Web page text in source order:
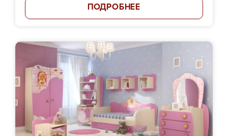
ПОДРОБНЕЕ